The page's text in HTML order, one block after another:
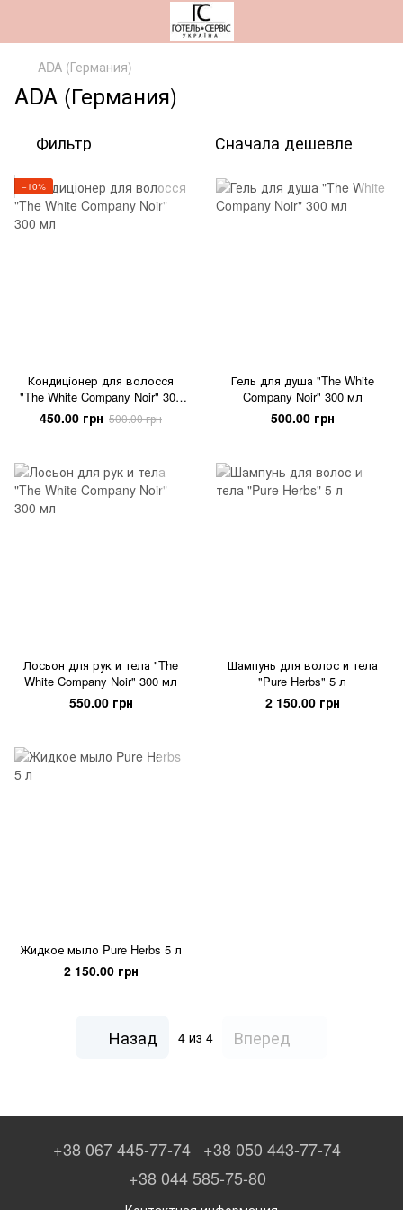
ADA (Германия)
ADA (Германия)
Фильтр Сначала дешевле
−10%
Кондиціонер для волосся
"The White Company Noir" 300
мл
450.00 грн 500.00 грн
Гель для душа "The White
Company Noir" 300 мл
500.00 грн
Лосьон для рук и тела "The
White Company Noir" 300 мл
550.00 грн
Шампунь для волос и тела
"Pure Herbs" 5 л
2 150.00 грн
Жидкое мыло Pure Herbs 5 л
2 150.00 грн
Назад 4 из 4 Вперед
+38 067 445-77-74 +38 050 443-77-74
+38 044 585-75-80